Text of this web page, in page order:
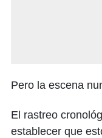
Pero la escena
El rastreo
establecer que